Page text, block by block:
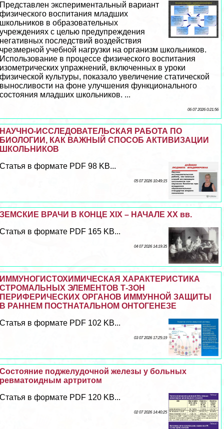
Представлен экспериментальный вариант
физического воспитания младших
школьников в образовательных
учреждениях с целью предупреждения
негативных последствий воздействия
чрезмерной учебной нагрузки на организм школьников.
Использование в процессе физического воспитания
изометрических упражнений, включенных в уроки
физической культуры, показало увеличение статической
выносливости на фоне улучшения функционального
состояния младших школьников. ...
06 07 2026 0:21:56
НАУЧНО-ИССЛЕДОВАТЕЛЬСКАЯ РАБОТА ПО
БИОЛОГИИ, КАК ВАЖНЫЙ СПОСОБ АКТИВИЗАЦИИ
ШКОЛЬНИКОВ
Статья в формате PDF 98 KB...
05 07 2026 10:49:15
ЗЕМСКИЕ ВРАЧИ В КОНЦЕ XIX – НАЧАЛЕ XX вв.
Статья в формате PDF 165 KB...
04 07 2026 14:19:35
ИММУНОГИСТОХИМИЧЕСКАЯ ХАРАКТЕРИСТИКА
СТРОМАЛЬНЫХ ЭЛЕМЕНТОВ Т-ЗОН
ПЕРИФЕРИЧЕСКИХ ОРГАНОВ ИММУННОЙ ЗАЩИТЫ
В РАННЕМ ПОСТНАТАЛЬНОМ ОНТОГЕНЕЗЕ
Статья в формате PDF 102 KB...
03 07 2026 17:25:19
Состояние поджелудочной железы у больных
ревматоидным артритом
Статья в формате PDF 120 KB...
02 07 2026 14:40:25